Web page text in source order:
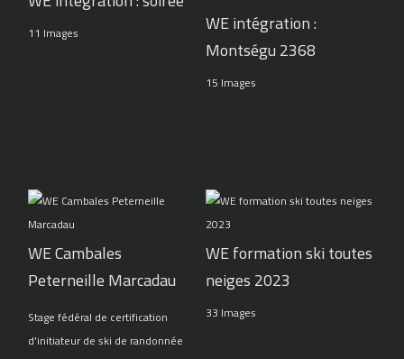
11 Images
WE intégration :
Montségu 2368
15 Images
WE Cambales
Peterneille Marcadau
Stage fédéral de certification
d'initiateur de ski de randonnée
WE formation ski toutes
neiges 2023
33 Images